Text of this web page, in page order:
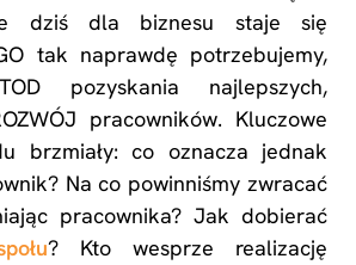
dziś dla biznesu staje się
tak naprawdę potrzebujemy,
pozyskania najlepszych,
pracowników. Kluczowe
brzmiały: co oznacza jednak
Na co powinniśmy zwracać
pracownika? Jak dobierać
? Kto wesprze realizację